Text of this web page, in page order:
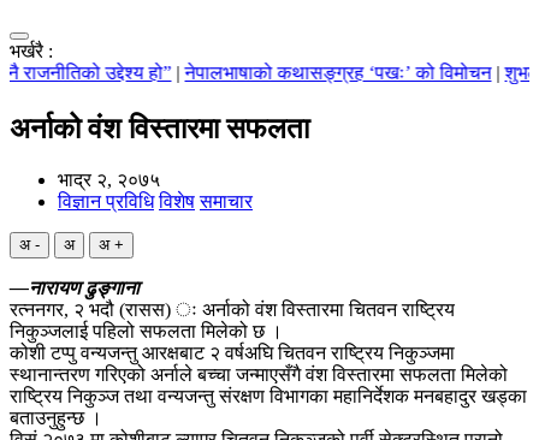
भर्खरै :
उद्देश्य हो”|नेपालभाषाको कथासङ्ग्रह ‘पखः’ को विमोचन|शुभलाभ
अर्नाको वंश विस्तारमा सफलता
भाद्र २, २०७५
विज्ञान प्रविधि विशेष समाचार
अ - अ अ +
—नारायण ढुङ्गाना
रत्ननगर, २ भदौ (रासस) ः अर्नाको वंश विस्तारमा चितवन राष्ट्रिय
निकुञ्जलाई पहिलो सफलता मिलेको छ ।
कोशी टप्पु वन्यजन्तु आरक्षबाट २ वर्षअघि चितवन राष्ट्रिय निकुञ्जमा
स्थानान्तरण गरिएको अर्नाले बच्चा जन्माएसँगै वंश विस्तारमा सफलता मिलेको
राष्ट्रिय निकुञ्ज तथा वन्यजन्तु संरक्षण विभागका महानिर्देशक मनबहादुर खड्का
बताउनुहुन्छ ।